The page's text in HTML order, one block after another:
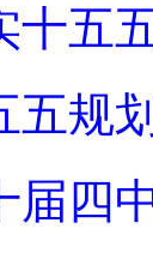
十五
五规
届四